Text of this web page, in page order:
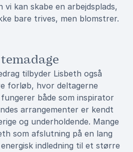
kan skabe en arbejdsplads,
bare trives, men blomstrer.
tilbyder Lisbeth også
forløb, hvor deltagerne
både som inspirator
arrangementer er kendt
og underholdende. Mange
som afslutning på en lang
indledning til et større